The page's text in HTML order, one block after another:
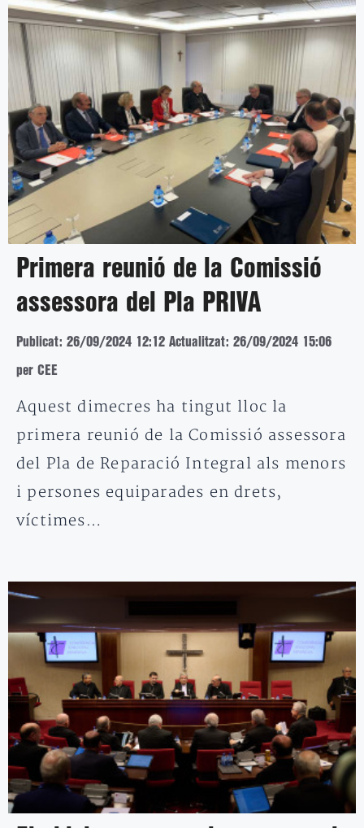
Primera reunió de la Comissió
assessora del Pla PRIVA
Publicat: 26/09/2024 12:12 Actualitzat: 26/09/2024 15:06
per CEE
Aquest dimecres ha tingut lloc la
primera reunió de la Comissió assessora
del Pla de Reparació Integral als menors
i persones equiparades en drets,
víctimes…